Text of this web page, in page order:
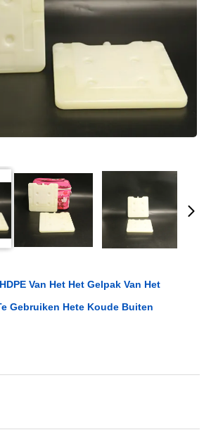
Van Het Het Gelpak Van Het
Gebruiken Hete Koude Buiten